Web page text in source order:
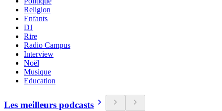
Religion
Enfants
DJ
Rire
Radio Campus
Interview
Noël
Musique
Education
Les meilleurs podcasts